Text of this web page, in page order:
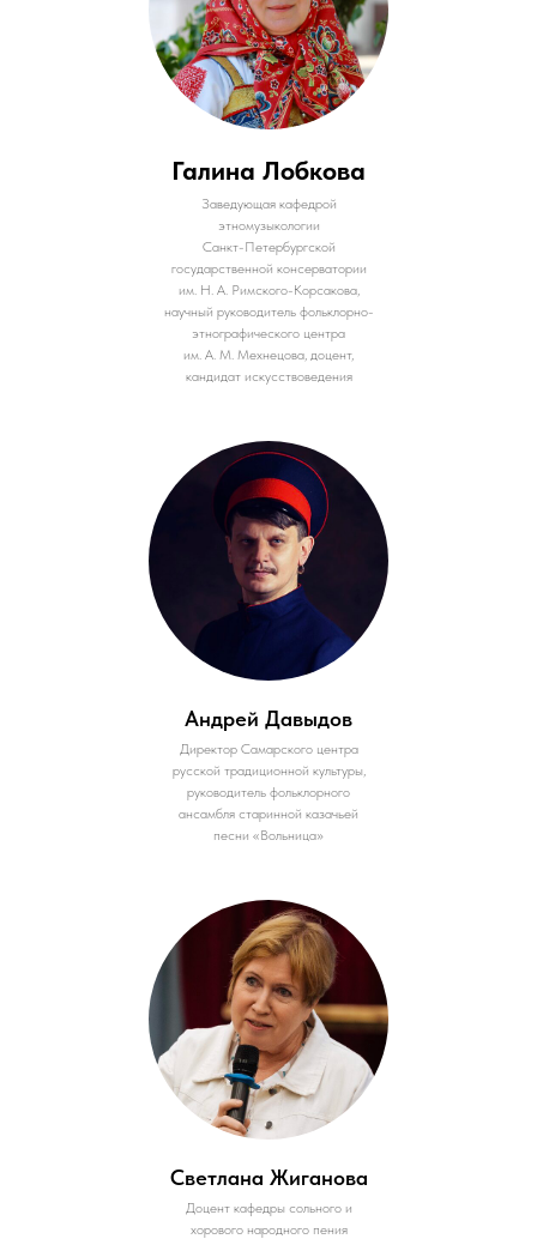
Галина Лобкова
Заведующая кафедрой
этномузыкологии
Санкт-Петербургской
государственной консерватории
им. Н. А. Римского-Корсакова,
научный руководитель фольклорно-
этнографического центра
им. А. М. Мехнецова, доцент,
кандидат искусствоведения
Андрей Давыдов
Директор Самарского центра
русской традиционной культуры,
руководитель фольклорного
ансамбля старинной казачьей
песни «Вольница»
Светлана Жиганова
Доцент кафедры сольного и
хорового народного пения